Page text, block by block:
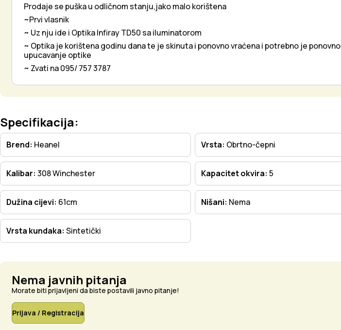
Prodaje se puška u odličnom stanju,jako malo korištena
~Prvi vlasnik
~ Uz nju ide i Optika Infiray TD50 sa iluminatorom
~ Optika je korištena godinu dana te je skinuta i ponovno vraćena i potrebno je ponovno
upucavanje optike
~ Zvati na 095/ 757 3787
Specifikacija:
Brend: Heanel Vrsta: Obrtno-čepni
Kalibar: 308 Winchester Kapacitet okvira: 5
Dužina cijevi: 61cm Nišani: Nema
Vrsta kundaka: Sintetički
Nema javnih pitanja
Morate biti prijavljeni da biste postavili javno pitanje!
Prijava / Registracija